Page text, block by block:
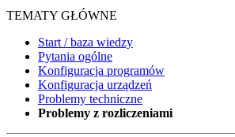
TEMATY GŁÓWNE
Start / baza wiedzy
Pytania ogólne
Konfiguracja programów
Konfiguracja urządzeń
Problemy techniczne
Problemy z rozliczeniami